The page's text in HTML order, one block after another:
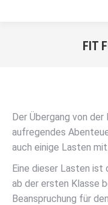
FIT
Der Übergang von
aufregendes
auch einige Lasten mit.
Eine dieser Lasten ist
ab der ersten Klasse
Beanspruchung für